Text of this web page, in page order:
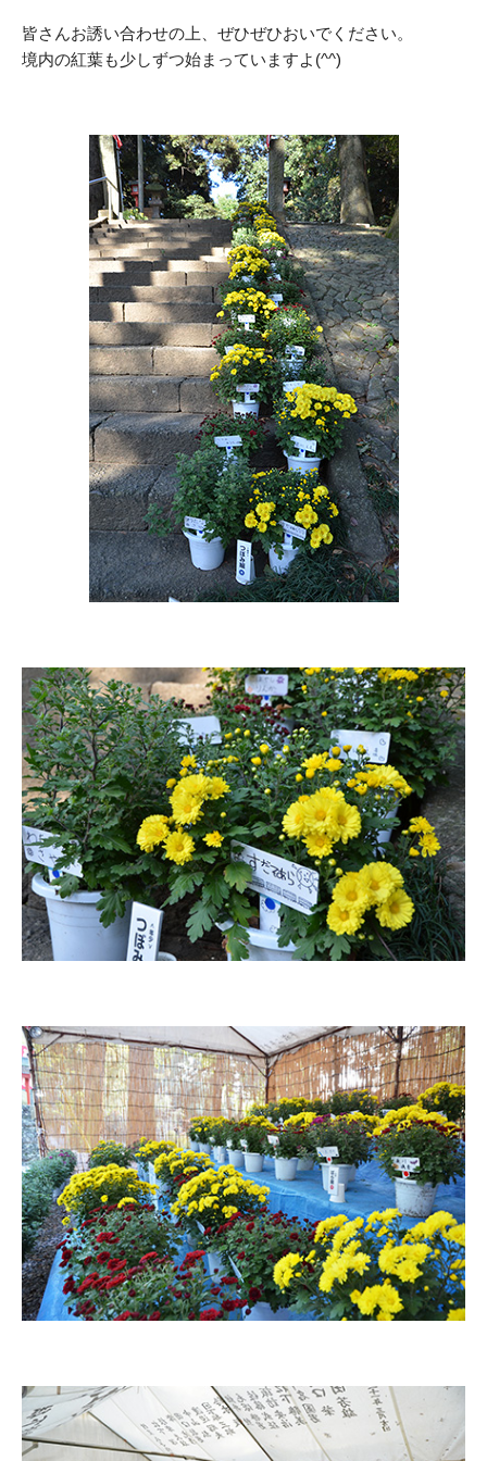
皆さんお誘い合わせの上、ぜひぜひおいでください。
境内の紅葉も少しずつ始まっていますよ(^^)